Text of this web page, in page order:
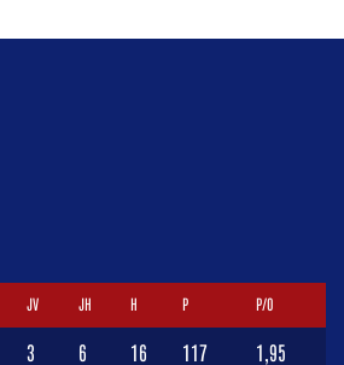
JV JH H P P/O
3 6 16 117 1,95